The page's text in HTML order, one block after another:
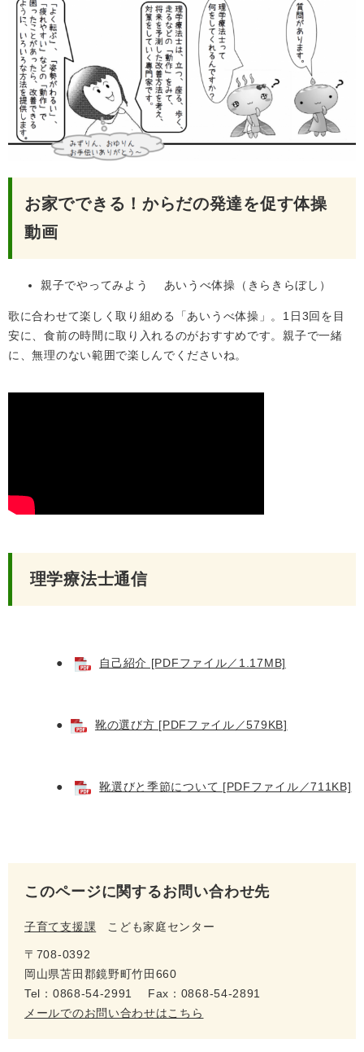
お家でできる！からだの発達を促す体操
動画
親子でやってみよう あいうべ体操（きらきらぼし）
歌に合わせて楽しく取り組める「あいうべ体操」。1日3回を目
安に、食前の時間に取り入れるのがおすすめです。親子で一緒
に、無理のない範囲で楽しんでくださいね。
理学療法士通信
● 自己紹介 [PDFファイル／1.17MB]
● 靴の選び方 [PDFファイル／579KB]
● 靴選びと季節について [PDFファイル／711KB]
このページに関するお問い合わせ先
子育て支援課 こども家庭センター
〒708-0392
岡山県苫田郡鏡野町竹田660
Tel：0868-54-2991
Fax：0868-54-2891
メールでのお問い合わせはこちら